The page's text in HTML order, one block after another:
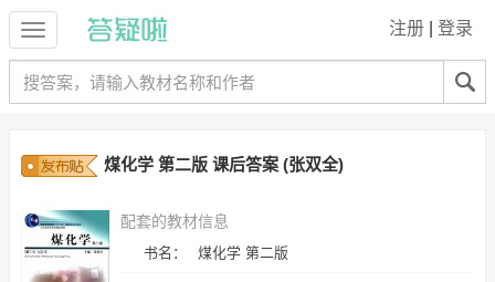
注册 登录
煤化学 第二版 课后答案 (张双全)
配套的教材信息
书名： 煤化学 第二版